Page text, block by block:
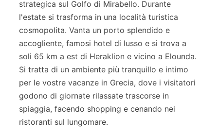
strategica sul Golfo di Mirabello. Durante
l'estate si trasforma in una località turistica
cosmopolita. Vanta un porto splendido e
accogliente, famosi hotel di lusso e si trova a
soli 65 km a est di Heraklion e vicino a Elounda.
Si tratta di un ambiente più tranquillo e intimo
per le vostre vacanze in Grecia, dove i visitatori
godono di giornate rilassate trascorse in
spiaggia, facendo shopping e cenando nei
ristoranti sul lungomare.